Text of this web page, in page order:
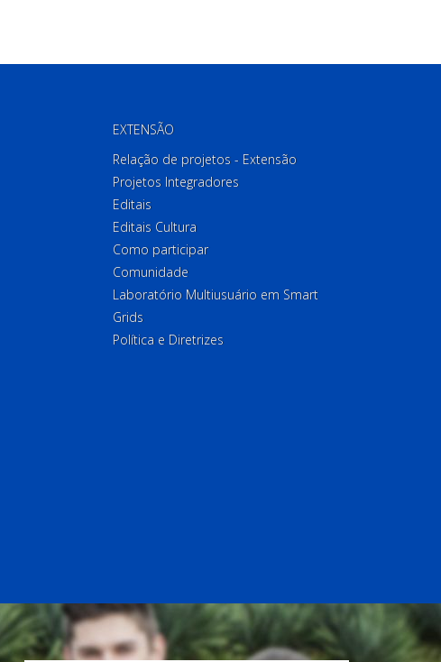
EXTENSÃO
Relação de projetos - Extensão
Projetos Integradores
Editais
Editais Cultura
Como participar
Comunidade
Laboratório Multiusuário em Smart
Grids
Política e Diretrizes